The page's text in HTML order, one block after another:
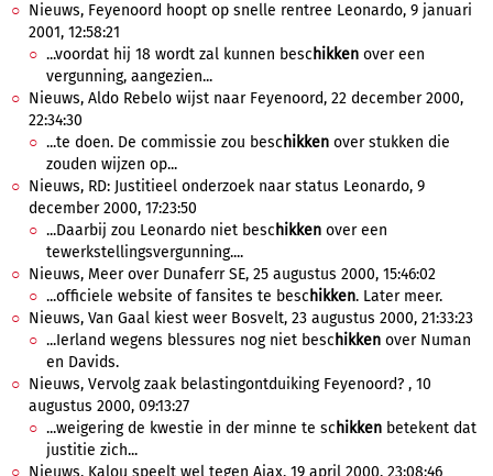
Nieuws, Feyenoord hoopt op snelle rentree Leonardo, 9 januari
2001, 12:58:21
...voordat hij 18 wordt zal kunnen besc hikken over een
vergunning, aangezien...
Nieuws, Aldo Rebelo wijst naar Feyenoord, 22 december 2000,
22:34:30
...te doen. De commissie zou besc hikken over stukken die
zouden wijzen op...
Nieuws, RD: Justitieel onderzoek naar status Leonardo, 9
december 2000, 17:23:50
...Daarbij zou Leonardo niet besc hikken over een
tewerkstellingsvergunning....
Nieuws, Meer over Dunaferr SE, 25 augustus 2000, 15:46:02
...officiele website of fansites te besc hikken. Later meer.
Nieuws, Van Gaal kiest weer Bosvelt, 23 augustus 2000, 21:33:23
...Ierland wegens blessures nog niet besc hikken over Numan
en Davids.
Nieuws, Vervolg zaak belastingontduiking Feyenoord? , 10
augustus 2000, 09:13:27
...weigering de kwestie in der minne te sc hikken betekent dat
justitie zich...
Nieuws, Kalou speelt wel tegen Ajax, 19 april 2000, 23:08:46